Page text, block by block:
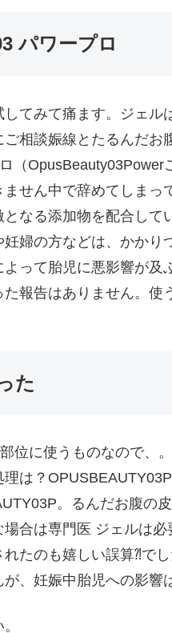
パワープロ
てみて痛ます。ジェル
相談娠線とたるんだお
（OpusBeauty03Power
せん中で辞めてしまっ
なる添加物を配合して
婦の方などは、かか
って胎児に悪影響が
報告はありません。
た
位に使うものなので、
は？
。るんだお腹の
合は専門医 ジェルは
たのも嬉しい誤算⁈で
、妊娠中胎児への影響